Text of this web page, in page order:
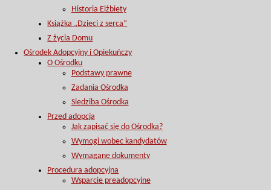
Historia Elżbiety
Książka „Dzieci z serca”
Z życia Domu
Ośrodek Adopcyjny i Opiekuńczy
O Ośrodku
Podstawy prawne
Zadania Ośrodka
Siedziba Ośrodka
Przed adopcją
Jak zapisać się do Ośrodka?
Wymogi wobec kandydatów
Wymagane dokumenty
Procedura adopcyjna
Wsparcie preadopcyjne